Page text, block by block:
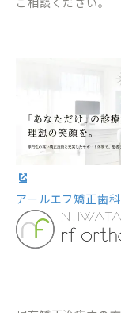
アールエフ矯正歯科